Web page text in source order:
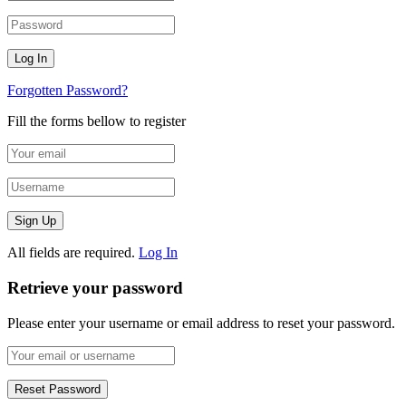
Forgotten Password?
Fill the forms bellow to register
All fields are required. Log In
Retrieve your password
Please enter your username or email address to reset your password.